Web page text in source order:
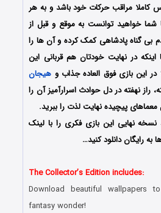
مراقب حرکات خود باشد و به هر
شما خواهید توانست به موقع و قبل از
بی گناه پادشاهی کمک کرده و آن ها را
در نهایت خودتان هم قربانی این
این بازی فوق العاده جذاب و هیجان
راز نهفته در دل حوادث اسرارآمیز آن را
پیچیده نهایت لذت را ببرید.
نهایی این بازی فکری را با لینک
رایگان دانلود کنید…
The Collector’s Edition includes:
Download beautiful wallpapers
fantasy wonder!